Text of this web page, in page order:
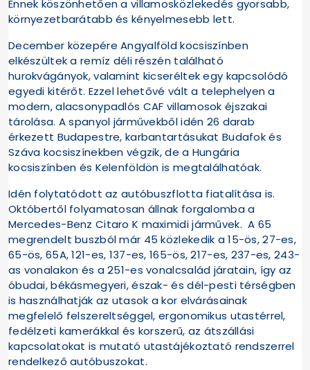
Ennek köszönhetően a villamosközlekedés gyorsabb,
környezetbarátabb és kényelmesebb lett.
December közepére Angyalföld kocsiszínben
elkészültek a remíz déli részén található
hurokvágányok, valamint kicseréltek egy kapcsolódó
egyedi kitérőt. Ezzel lehetővé vált a telephelyen a
modern, alacsonypadlós CAF villamosok éjszakai
tárolása. A spanyol járművekből idén 26 darab
érkezett Budapestre, karbantartásukat Budafok és
Száva kocsiszínekben végzik, de a Hungária
kocsiszínben és Kelenföldön is megtalálhatóak.
Idén folytatódott az autóbuszflotta fiatalítása is.
Októbertől folyamatosan állnak forgalomba a
Mercedes-Benz Citaro K maximidi járművek. A 65
megrendelt buszból már 45 közlekedik a 15-ös, 27-es,
65-ös, 65A, 121-es, 137-es, 165-ös, 217-es, 237-es, 243-
as vonalakon és a 251-es vonalcsalád járatain, így az
óbudai, békásmegyeri, észak- és dél-pesti térségben
is használhatják az utasok a kor elvárásainak
megfelelő felszereltséggel, ergonomikus utastérrel,
fedélzeti kamerákkal és korszerű, az átszállási
kapcsolatokat is mutató utastájékoztató rendszerrel
rendelkező autóbuszokat.